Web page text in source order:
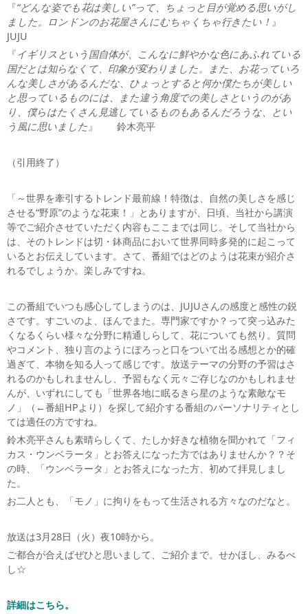
『“どんな姿でも花は美しい”って、ちょっと目が覚める思いがし
ました。ロンドンのお花屋さんにむちゃくちゃ行きたい！ 』
JUJU
『イギリスという国自体が、こんなに鮮やかな色にあふれている
国だとは知らなくて、印象が変わりました。また、お花っていろ
んな美しさがあるんだな、ひょっとすると何か僕たちが美しい
と思っているものには、また違う角度での美しさというのがあ
り、僕らはたくさん見逃しているものもあるんだろうな、とい
う風に思いました』 鈴木亮平
（引用終了）
「～世界を牽引するトレンド最前線！特徴は、自然の美しさを感じ
させる“野原”のような花束！」とありますが、日頃、当社から講演
等でご紹介させていただく内容もここまでは同じ。そして当社から
は、そのトレンドは切・鉢商品において世界同時多発的に起こって
いるとお伝えしています。さて、番組ではどのようは花束が紹介さ
れるでしょうか。楽しみですね。
この番組でいつも感心してしまうのは、JUJUさんの感度と感性の鋭
さです。すごいのよ、ほんでまた。専門家ですか？って突っ込みた
くなるくらい様々な分野に精通しらして、花についても然り。質問
やコメント、独り言のようにぽろっと口をついて出る感想とか的確
過ぎて、本物を知る人って感じです。放送テーマの分野の予習はさ
れるのかもしれませんし、予習もなく元々ご存じなのかもしれませ
んが、いずれにしても「世界各地に眠るきら星のような素敵なモ
ノ」（←番組HPより）を探して紹介する番組のパーソナリティとし
ては適任の方ですね。
鈴木亮平さんも素晴らしくて、たしか好きな植物を聞かれて「フィ
カス・ウンベラータ」とお答えになった方ではありませんか？？そ
の時、「ウンベラータ」とお答えになった方、初めて拝見しまし
た。
お二人とも、「モノ」に拘りをもって生活される方々なのだなと。
放送は3月28日（火）夜10時から。
ご都合が合えばぜひと思いまして、ご紹介まで。せかほし、みるべ
し☆
詳細はこちら。